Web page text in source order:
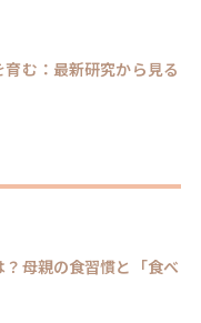
育む：最新研究から見る
母親の食習慣と「食べ